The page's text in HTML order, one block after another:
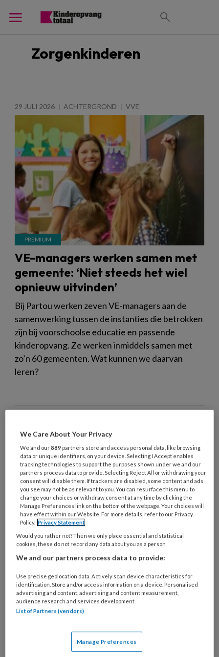
Zorgenkinderen
29 JULI 2026 ACHTERGROND VVE
VE-managers werken samen met
gemeente: ‘Niet steeds het wiel
opnieuw uitvinden’
Bij Partou werken zeven VE-managers aan de
samenwerking tussen de instanties die betrokken
zijn bij voorschoolse educatie en passende
kinderopvang. Ze werken inmiddels samen met
zo’n 60 gemeenten. Wat kunnen we daarvan
leren?
27 OKTOBER 2022 NIEUWS
Rapport geeft stem aan 114
gedupeerde kinderen in de
Welke gevolgen heeft de toeslagenaffaire voor
kinderen? Die vraag werd gesteld aan 114
We Care About Your Privacy
We and our889 partners store and access personal data, like browsing
data or unique identifiers, on your device. Selecting I Accept enables
tracking technologies to support the purposes shown under we and our
partners process data to provide. Selecting Reject All or withdrawing your
consent will disable them. If trackers are disabled, some content and ads
you see may not be as relevant to you. You can resurface this menu to
change your choices or withdraw consent at any time by clicking the
Manage Preferences link on the bottom of the webpage. Your choices will
have effect within our Website. For more details, refer to our Privacy
Policy. Privacy Statement
Would you rather not? Then we only place essential and statistical
cookies, these do not record any data about you as a person
We and our partners process data to provide:
Use precise geolocation data. Actively scan device characteristics for
identification. Store and/or access information on a device. Personalised
advertising and content, advertising and content measurement,
audience research and services development.
List of Partners (vendors)
Manage Preferences